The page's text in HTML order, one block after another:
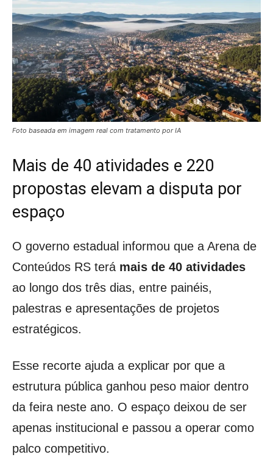
Foto baseada em imagem real com tratamento por IA
Mais de 40 atividades e 220
propostas elevam a disputa por
espaço
O governo estadual informou que a Arena de
Conteúdos RS terá mais de 40 atividades
ao longo dos três dias, entre painéis,
palestras e apresentações de projetos
estratégicos.
Esse recorte ajuda a explicar por que a
estrutura pública ganhou peso maior dentro
da feira neste ano. O espaço deixou de ser
apenas institucional e passou a operar como
palco competitivo.